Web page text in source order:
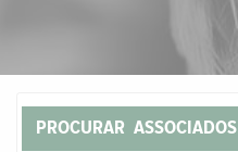
PROCURAR ASSOCIADOS